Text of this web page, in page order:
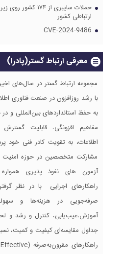
حملات سایبری از ۱۷۴
ارتباطی کشور
CVE-2024-9486
معرفی ارتباط گستر(پادرا)
مجموعه ارتباط گستر در سال‌های
با رشد روزافزون در صنعت فناوری
به حفظ استانداردهای بین‌المللی و
مفاهیم افزونگی، قابلیت
اطلاعات، به تقویت کادر فنی خود
مشارکت متخصصین در حوزه امنیت
آزمون های نفوذ پذیری همواره
راهکارهای اجرایی با در نظر
صرفه‌جویی در هزینه‌ها و
آموزش،عیب‌یابی، کنترل و رشد و
جداول مقایسه‌ای کیفیت و کمیت،